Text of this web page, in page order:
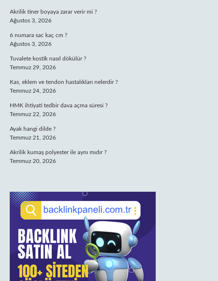
Akrilik tiner boyaya zarar verir mi ?
Ağustos 3, 2026
6 numara sac kaç cm ?
Ağustos 3, 2026
Tuvalete kostik nasıl dökülür ?
Temmuz 29, 2026
Kas, eklem ve tendon hastalıkları nelerdir ?
Temmuz 24, 2026
HMK ihtiyati tedbir dava açma süresi ?
Temmuz 22, 2026
Ayak hangi dilde ?
Temmuz 21, 2026
Akrilik kumaş polyester ile aynı mıdır ?
Temmuz 20, 2026